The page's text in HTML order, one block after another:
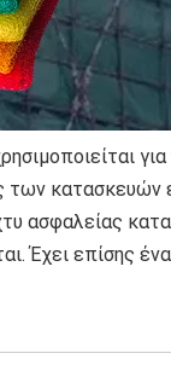
για
κατασκευών
ασφαλείας
Έχει επίσης